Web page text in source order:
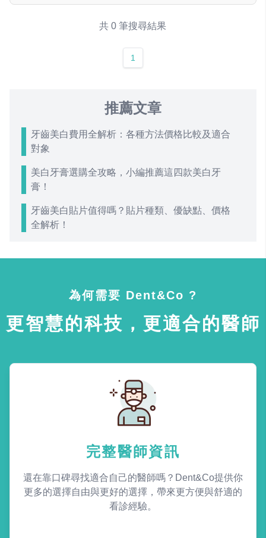
共 0 筆搜尋結果
1
推薦文章
牙齒美白費用全解析：各種方法價格比較及適合
對象
美白牙膏選購全攻略，小編推薦這四款美白牙
膏！
牙齒美白貼片值得嗎？貼片種類、優缺點、價格
全解析！
為何需要 Dent&Co ?
更智慧的科技，更適合的醫師
完整醫師資訊
還在靠口碑尋找適合自己的醫師嗎？Dent&Co提供你
更多的選擇自由與更好的選擇，帶來更方便與舒適的
看診經驗。